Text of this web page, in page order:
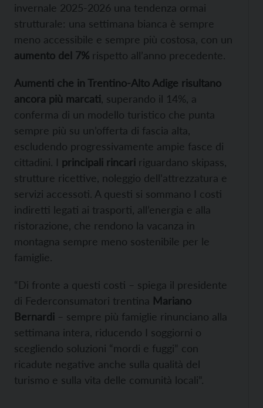
invernale 2025-2026 una tendenza ormai
strutturale: una settimana bianca è sempre
meno accessibile e sempre più costosa, con un
aumento del 7% rispetto all’anno precedente.
Aumenti che in Trentino-Alto Adige risultano
ancora più marcati , superando il 14%, a
conferma di un modello turistico che punta
sempre più su un’offerta di fascia alta,
escludendo progressivamente ampie fasce di
cittadini. I principali rincari riguardano skipass,
strutture ricettive, noleggio dell’attrezzatura e
servizi accessoti. A questi si sommano I costi
indiretti legati ai trasporti, all’energia e alla
ristorazione, che rendono la vacanza in
montagna sempre meno sostenibile per le
famiglie.
“Di fronte a questi costi – spiega il presidente
di Federconsumatori trentina Mariano
Bernardi – sempre più famiglie rinunciano alla
settimana intera, riducendo I soggiorni o
scegliendo soluzioni “mordi e fuggi” con
ricadute negative anche sulla qualità del
turismo e sulla vita delle comunità locali”.